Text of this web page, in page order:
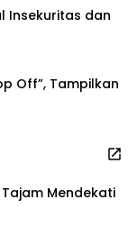
Insekuritas dan
Off”, Tampilkan
Mendekati